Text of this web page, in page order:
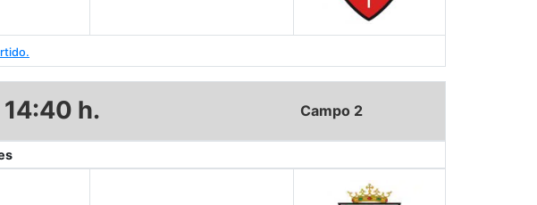
14:40 h. Campo 2